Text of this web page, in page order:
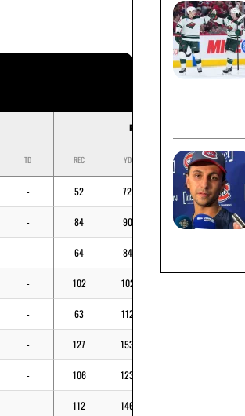
RECEIVING
TD REC YDS MOY TD
- 52 720 13,8 4
- 84 903 10,8 3
- 64 849
- 102 1021
- 63 1129
- 127 1535
- 106 1232
- 112 1464